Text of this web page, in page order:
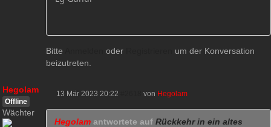
Bitte oder
um der Konversation
beizutreten.
Hegolam
Offline
Wächter
13 Mär 2023 20:22 von Hegolam
Hegolam antwortete aufRückkehr in ein altes